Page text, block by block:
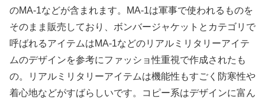
のMA-1などが含まれます。MA-1は軍事で使われるものを
そのまま販売しており、ボンバージャケットとカテゴリで
呼ばれるアイテムはMA-1などのリアルミリタリーアイテ
ムのデザインを参考にファッショ性重視で作成されたも
の。リアルミリタリーアイテムは機能性もすごく防寒性や
着心地などがすばらしいです。コピー系はデザインに富ん